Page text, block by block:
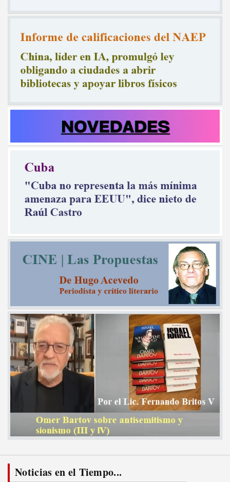
Noticias en el Tiempo...